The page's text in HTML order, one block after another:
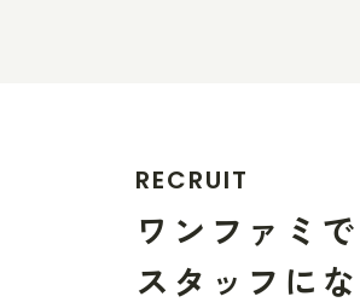
RECRUIT
ワ ン フ ァ ミ で
ス タ ッ フ に な